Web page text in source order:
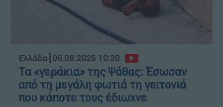
Ελλάδα┋06.08.2026 10:30
Τα «γεράκια» της Ψάθας: Έσωσαν
από τη μεγάλη φωτιά τη γειτονιά
που κάποτε τους έδιωχνε